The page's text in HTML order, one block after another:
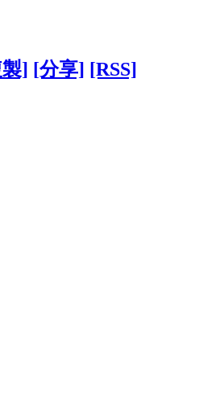
] [分享] [RSS]